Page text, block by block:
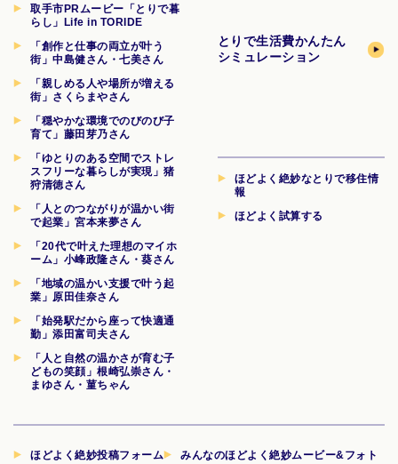
取手市PRムービー「とりで暮
らし」Life in TORIDE
「創作と仕事の両立が叶う
街」中島健さん・七美さん
「親しめる人や場所が増える
街」さくらまやさん
「穏やかな環境でのびのび子
育て」藤田芽乃さん
「ゆとりのある空間でストレ
スフリーな暮らしが実現」猪
狩清徳さん
「人とのつながりが温かい街
で起業」宮本来夢さん
「20代で叶えた理想のマイホ
ーム」小峰政隆さん・葵さん
「地域の温かい支援で叶う起
業」原田佳奈さん
「始発駅だから座って快適通
勤」添田富司夫さん
「人と自然の温かさが育む子
どもの笑顔」根崎弘崇さん・
まゆさん・菫ちゃん
とりで生活費かんたん
シミュレーション
ほどよく絶妙なとりで移住情
報
ほどよく試算する
ほどよく絶妙投稿フォーム みんなのほどよく絶妙ムービー&フォト